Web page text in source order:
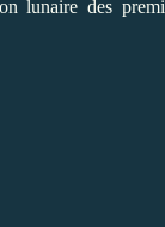
lunaire des